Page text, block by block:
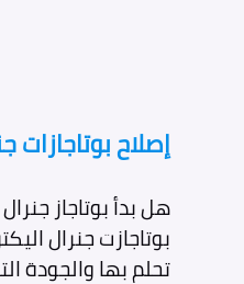
إصلاح بوتاجازات
هل بدأ بوتاجاز
بوتاجازت جنرال
تحلم بها والجودة